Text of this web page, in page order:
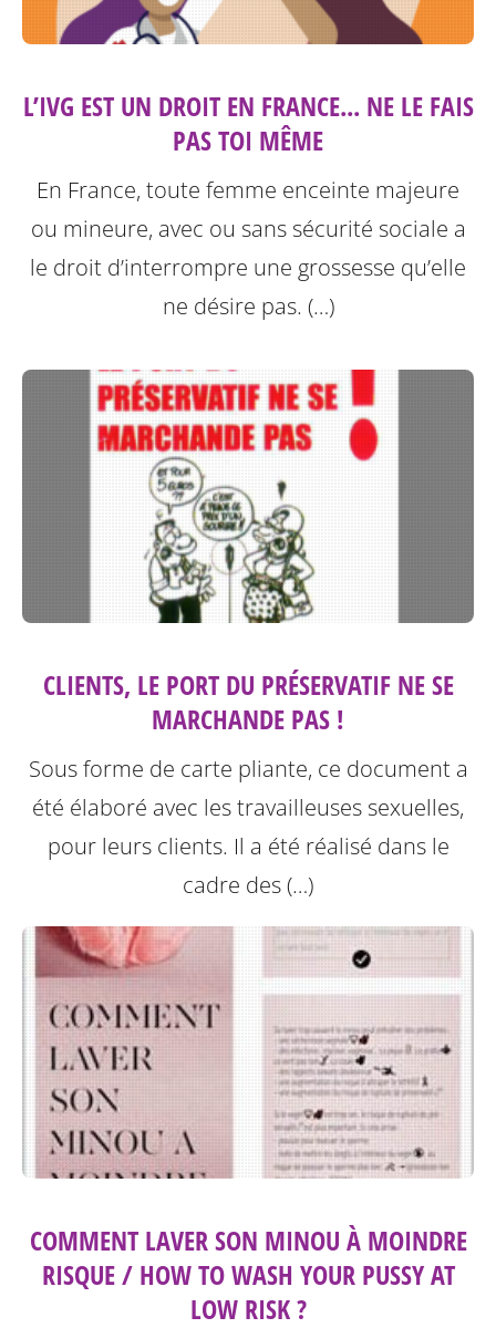
L’IVG EST UN DROIT EN FRANCE... NE LE FAIS
PAS TOI MÊME
En France, toute femme enceinte majeure
ou mineure, avec ou sans sécurité sociale a
le droit d’interrompre une grossesse qu’elle
ne désire pas. (…)
CLIENTS, LE PORT DU PRÉSERVATIF NE SE
MARCHANDE PAS !
Sous forme de carte pliante, ce document a
été élaboré avec les travailleuses sexuelles,
pour leurs clients. Il a été réalisé dans le
cadre des (…)
COMMENT LAVER SON MINOU À MOINDRE
RISQUE / HOW TO WASH YOUR PUSSY AT
LOW RISK ?